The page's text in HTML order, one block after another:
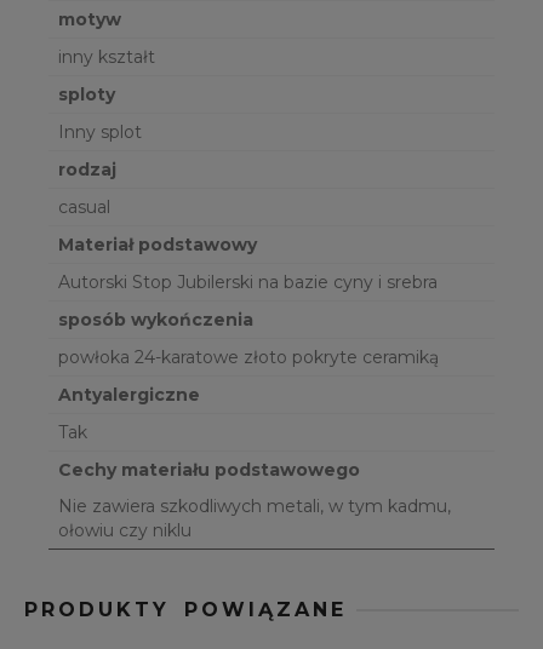
motyw
inny kształt
sploty
Inny splot
rodzaj
casual
Materiał podstawowy
Autorski Stop Jubilerski na bazie cyny i srebra
sposób wykończenia
powłoka 24-karatowe złoto pokryte ceramiką
Antyalergiczne
Tak
Cechy materiału podstawowego
Nie zawiera szkodliwych metali, w tym kadmu,
ołowiu czy niklu
PRODUKTY POWIĄZANE